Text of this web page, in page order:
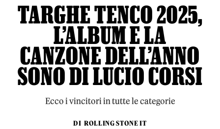
TARGHE TENCO 2025,
L’ALBUM E LA
CANZONE DELL’ANNO
SONO DI LUCIO CORSI
Ecco i vincitori in tutte le categorie
DI ROLLING STONE IT